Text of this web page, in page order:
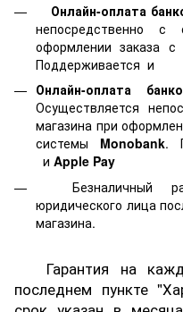
Онлайн-оплата
непосредственно с
оформлении заказа
Поддерживается и
Онлайн-оплата
Осуществляется
магазина при
системы Monobank.
и Apple Pay
Безналичный
юридического лица
магазина.
Гарантия на
последнем пункте